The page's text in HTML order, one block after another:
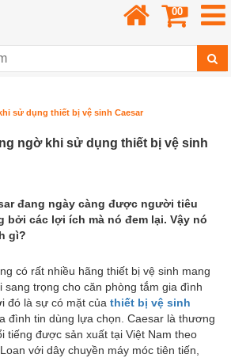
00
sử dụng thiết bị vệ sinh Caesar
ngờ khi sử dụng thiết bị vệ sinh
đang ngày càng được người tiêu
bởi các lợi ích mà nó đem lại. Vậy nó
gì?
có rất nhiều hãng thiết bị vệ sinh mang
sang trọng cho căn phòng tắm gia đình
đó là sự có mặt của thiết bị vệ sinh
đình tin dùng lựa chọn. Caesar là thương
tiếng được sản xuất tại Việt Nam theo
với dây chuyền máy móc tiên tiến,